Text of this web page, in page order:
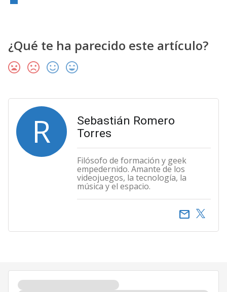
¿Qué te ha parecido este artículo?
R
Sebastián Romero
Torres
Filósofo de formación y geek
empedernido. Amante de los
videojuegos, la tecnología, la
música y el espacio.
email